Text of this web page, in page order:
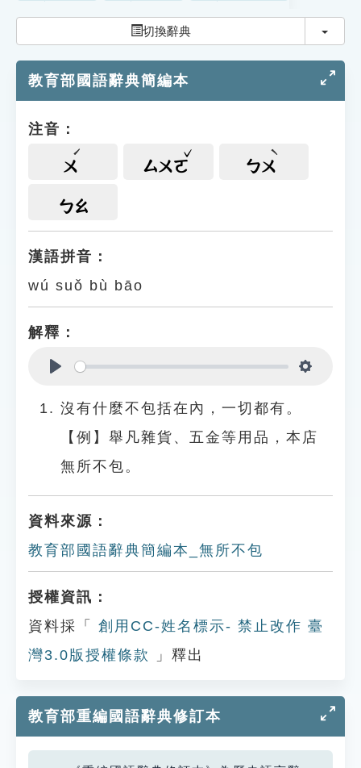
索引選單
單字索引
遊戲專區
教學應用
貓頭鷹博士
切換辭典 切換
教育部國語辭典簡編本
注音：
ㄨ ㄙㄨㄛ ㄅㄨ
ㄅㄠ
漢語拼音：
wú suǒ bù bāo
解釋：
沒有什麼不包括在內，一切都有。
【例】舉凡雜貨、五金等用品，本店
無所不包。
資料來源：
教育部國語辭典簡編本_無所不包
授權資訊：
資料採「
創用CC-姓名標示- 禁止改作 臺
灣3.0版授權條款
」釋出
教育部重編國語辭典修訂本